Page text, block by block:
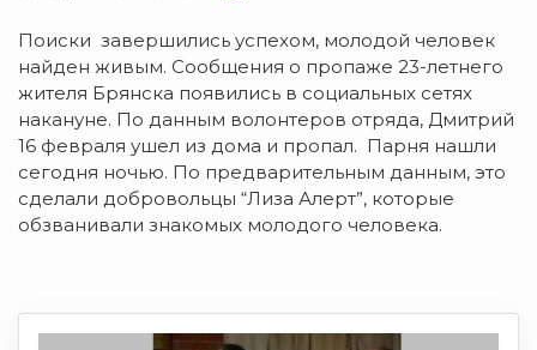
Поиски завершились успехом, молодой человек
найден живым. Сообщения о пропаже 23-летнего
жителя Брянска появились в социальных сетях
накануне. По данным волонтеров отряда, Дмитрий
16 февраля ушел из дома и пропал. Парня нашли
сегодня ночью. По предварительным данным, это
сделали добровольцы “Лиза Алерт”, которые
обзванивали знакомых молодого человека.